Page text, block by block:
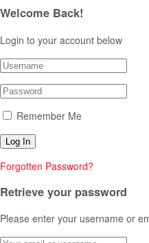
Welcome Back!
Login to your account below
Remember Me
Forgotten Password?
Retrieve your password
Please enter your username or